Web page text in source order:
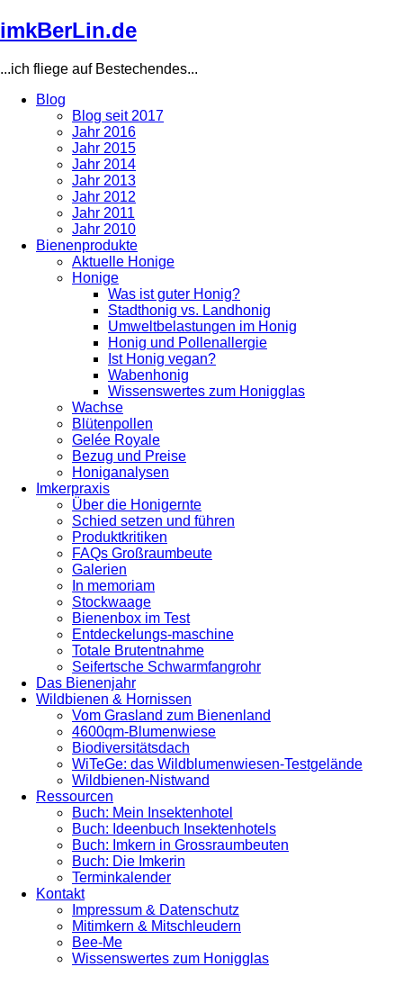
Direkt
zum
imkBerLin.de
...ich fliege auf Bestechendes...
navigation
Blog
Blog seit 2017
Jahr 2016
Jahr 2015
Jahr 2014
Jahr 2013
Jahr 2012
Jahr 2011
Jahr 2010
Bienenprodukte
Aktuelle Honige
Honige
Was ist guter Honig?
Stadthonig vs. Landhonig
Umweltbelastungen im Honig
Honig und Pollenallergie
Ist Honig vegan?
Wabenhonig
Wissenswertes zum Honigglas
Wachse
Blütenpollen
Gelée Royale
Bezug und Preise
Honiganalysen
Imkerpraxis
Über die Honigernte
Schied setzen und führen
Produktkritiken
FAQs Großraumbeute
Galerien
In memoriam
Stockwaage
Bienenbox im Test
Entdeckelungs-maschine
Totale Brutentnahme
Seifertsche Schwarmfangrohr
Das Bienenjahr
Wildbienen & Hornissen
Vom Grasland zum Bienenland
4600qm-Blumenwiese
Biodiversitätsdach
WiTeGe: das Wildblumenwiesen-Testgelände
Wildbienen-Nistwand
Ressourcen
Buch: Mein Insektenhotel
Buch: Ideenbuch Insektenhotels
Buch: Imkern in Grossraumbeuten
Buch: Die Imkerin
Terminkalender
Kontakt
Impressum & Datenschutz
Mitimkern & Mitschleudern
Bee-Me
Wissenswertes zum Honigglas